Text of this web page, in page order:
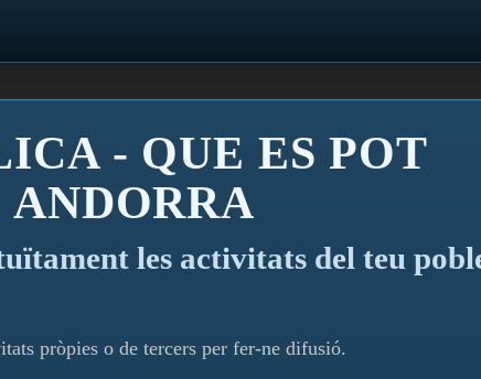
- QUE ES POT
les activitats del teu
pròpies o de tercers per fer-ne difusió.